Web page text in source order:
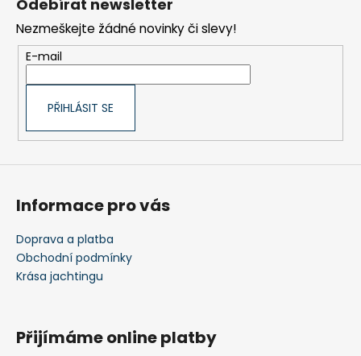
Odebírat newsletter
Nezmeškejte žádné novinky či slevy!
E-mail
PŘIHLÁSIT SE
Informace pro vás
Doprava a platba
Obchodní podmínky
Krása jachtingu
Přijímáme online platby